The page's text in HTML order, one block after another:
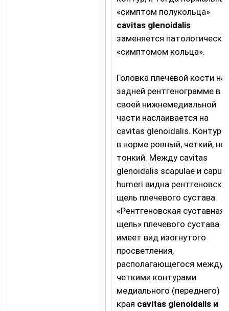
«симптом полукольца»
cavitas glenoidalis
заменяется
«симптомом кольца».
Головка плечевой кости на
задней рентгенограмме в
своей нижнемедиальной
части наслаивается на
cavitas glenoidalis. Контур
в норме ровный, четкий, но
тонкий. Между cavitas
glenoidalis scapulae и caput
humeri видна
щель плечевого сустава.
«Рентгеновская суставная
щель» плечевого сустава
имеет вид изогнутого
просветления,
располагающегося между
четкими контурами
медиального (переднего)
края cavitas glenoidalis и